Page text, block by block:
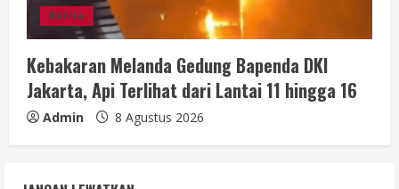
Berita
Kebakaran Melanda Gedung Bapenda DKI
Jakarta, Api Terlihat dari Lantai 11 hingga 16
Admin 8 Agustus 2026